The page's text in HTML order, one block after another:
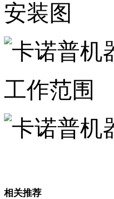
安装图
工作范围
相关推荐